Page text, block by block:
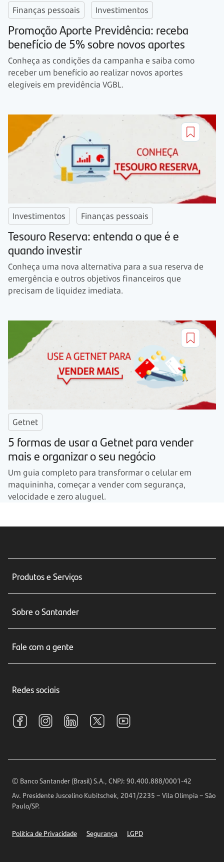
Finanças pessoais Investimentos
Promoção Aporte Previdência: receba
benefício de 5% sobre novos aportes
Conheça as condições da campanha e saiba como
receber um benefício ao realizar novos aportes
elegíveis em previdência VGBL.
Investimentos Finanças pessoais
Tesouro Reserva: entenda o que é e
quando investir
Conheça uma nova alternativa para a sua reserva de
emergência e outros objetivos financeiros que
precisam de liquidez imediata.
Getnet
5 formas de usar a Getnet para vender
mais e organizar o seu negócio
Um guia completo para transformar o celular em
maquininha, começar a vender com segurança,
velocidade e zero aluguel.
Produtos e Serviços
Seguros
Crédito e Financiamentos
Investimentos
Sobre o Santander
Relações com Investidores
Fale com a gente
Central de Renegociação
S.A.C
Encontre nossas agências
Horários de Atendimento
Telefones
Redes sociais
© Banco Santander (Brasil) S.A., CNPJ: 90.400.888/0001-42
Av. Presidente Juscelino Kubitschek, 2041/2235 – Vila Olímpia – São
Paulo/SP.
Política de Privacidade Segurança LGPD